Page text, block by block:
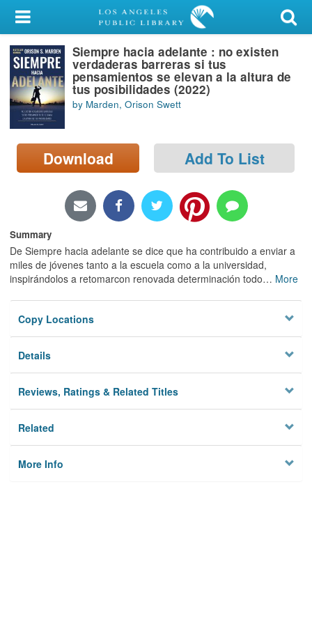
My Account
Library Card
Sign In
Search
Locations/Hours (external
page)
Siempre hacia adelante : no existen
verdaderas barreras si tus
pensamientos se elevan a la altura de
tus posibilidades (2022)
by Marden, Orison Swett
Download Add To List
Summary
De Siempre hacia adelante se dice que ha contribuido a enviar a
miles de jóvenes tanto a la escuela como a la universidad,
inspirándolos a retomarcon renovada determinación todo… More
Copy Locations
Details
Reviews, Ratings & Related Titles
Related
More Info